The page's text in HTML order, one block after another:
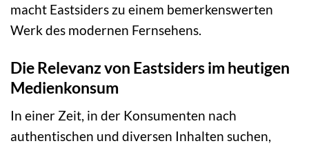
macht Eastsiders zu einem bemerkenswerten
Werk des modernen Fernsehens.
Die Relevanz von Eastsiders im heutigen
Medienkonsum
In einer Zeit, in der Konsumenten nach
authentischen und diversen Inhalten suchen,